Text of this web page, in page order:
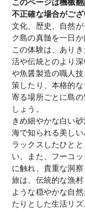
不正確な場合がござ
文化、歴史、自然
ク島の真髄を一日か
この体験は、あり
活や伝統とのより
や魚醤製造の職人
策したり、本格的
寄る場所ごとに島
しょう。
きめ細やかな白い
海で知られる美し
ラックスしたひと
い。また、フーコ
に触れ、貴重な洞察
旅は、伝統的な漁
ような穏やかな自
たりとした生活リ